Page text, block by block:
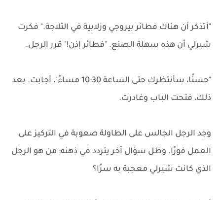
"أتذكر أن هناك فطائر بيروجي وزلابية في الثلاجة." فكرت
شيرلي أن هذه سهلة الصنع. "فطائر إذن!" قرر الرجل.
"حسنًا، سأنتظرك حتى الساعة 10:30 مساءً"، أجابت. بعد
ذلك، فتحت الباب وغادرت.
وجد الرجل الجالس على الطاولة صعوبة في التركيز على
العمل فورًا. وظل سؤال آخر يتردد في ذهنه: من هو الرجل
الذي كانت شيرلي معجبة به سرًا؟